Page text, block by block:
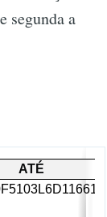
segunda a
ATÉ